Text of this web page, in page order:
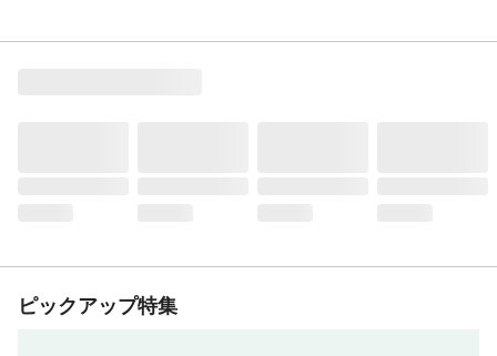
ピックアップ特集